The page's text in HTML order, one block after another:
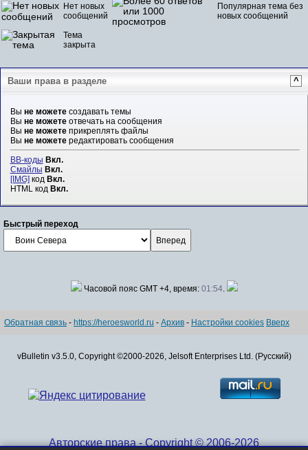
Нет новых
сообщений
Популярная тема без
новых сообщений
Тема
закрыта
Ваши права в разделе ^
Вы не можетесоздавать темы
Вы не можетеотвечать на сообщения
Вы не можетеприкреплять файлы
Вы не можетередактировать сообщения
BB-коды Вкл.
Смайлы Вкл.
[IMG]код Вкл.
HTML код Вкл.
Быстрый переход
Часовой пояс GMT +4, время: 01:54.
Обратная связь - https://heroesworld.ru - Архив - Настройки cookies Вверх
vBulletin v3.5.0, Copyright ©2000-2026, Jelsoft Enterprises Ltd. (Русский)
Авторские права - Copyright © 2006-2026